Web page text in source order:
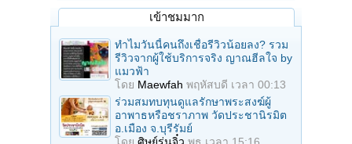
เข้าชมมาก
ทำไมวันนี้คนถึงเชื่อรีวิวน้อยลง? รวม
รีวิวจากผู้ใช้บริการจริง ญาณฮีลใจ by
แมวฟ้า
โดย Maewfah พฤหัสบดี เวลา 00:13
ร่วมสมทบทุนดูแลรักษาพระสงฆ์ผู้
อาพาธหรือชราภาพ วัดประชานิรมิต
อ.เมือง จ.บุรีรัมย์